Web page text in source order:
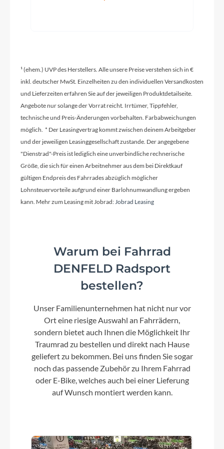
2026
Griffe
ACID Travel Comfort
Ladegerät
Rahmenmaterial
Aluminium Superlite
Kurbelgarnitur
ACID MTB Hybrid Pro, 40T
Kassette
Shimano Deore CS-M6100, 10-51T
Lenker
Farbe
¹ (ehem.) UVP des Herstellers. Alle unsere Preise verstehen sich in €
inkl. deutscher MwSt. Einzelheiten zu den individuellen Versandkosten
und Lieferzeiten erfahren Sie auf der jeweiligen Produktdetailseite.
Angebote nur solange der Vorrat reicht. Irrtümer, Tippfehler,
technische und Preis-Änderungen vorbehalten. Farbabweichungen
möglich. * Der Leasingvertrag kommt zwischen deinem Arbeitgeber
und der jeweiligen Leasinggesellschaft zustande. Der angegebene
"Dienstrad"-Preis ist lediglich eine unverbindliche rechnerische
Größe, die sich für einen Arbeitnehmer aus dem bei Direktkauf
gültigen Endpreis des Fahrrades abzüglich möglicher
Lohnsteuervorteile aufgrund einer Barlohnumwandlung ergeben
kann. Mehr zum Leasing mit Jobrad:Jobrad Leasing
Warum bei Fahrrad
DENFELD Radsport
bestellen?
Unser Familienunternehmen hat nicht nur vor
Ort eine riesige Auswahl an Fahrrädern,
sondern bietet auch Ihnen die Möglichkeit Ihr
Traumrad zu bestellen und direkt nach Hause
geliefert zu bekommen. Bei uns finden Sie sogar
noch das passende Zubehör zu Ihrem Fahrrad
oder E-Bike, welches auch bei einer Lieferung
auf Wunsch montiert werden kann.